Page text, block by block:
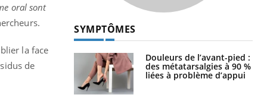
oral sont
la face
de
SYMPTÔMES
Douleurs de l’avant-pied :
des métatarsalgies à 90 %
liées à problème d’appui